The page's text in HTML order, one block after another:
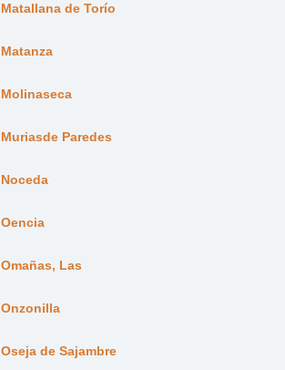
Matallana de Torío
Matanza
Molinaseca
Muriasde Paredes
Noceda
Oencia
Omañas, Las
Onzonilla
Oseja de Sajambre